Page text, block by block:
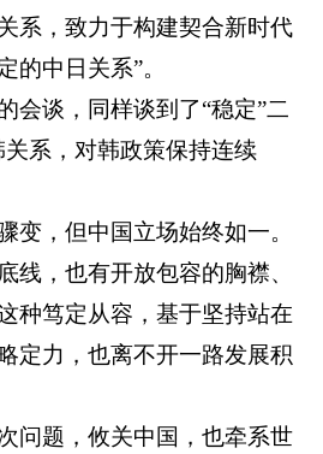
系，致力于构建契合新时代
的中日关系”。
会谈，同样谈到了“稳定”二
系，对韩政策保持连续
变，但中国立场始终如一。
线，也有开放包容的胸襟、
种笃定从容，基于坚持站在
定力，也离不开一路发展积
问题，攸关中国，也牵系世